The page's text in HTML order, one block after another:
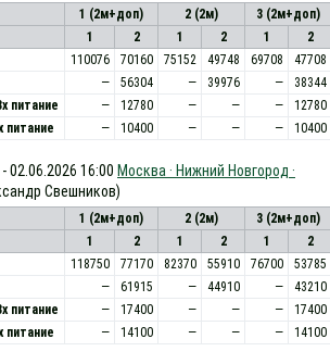
1 (2м+доп) 2 (2м)
3 (2м+доп)
1 2 1 2 1
2
110076 70160 75152 49748 69708
47708
— 56304 — 39976 —
38344
питание
— 12780 — — —
12780
питание
— 10400 — — — 10400
02.06.2026 16:00 Москва · Нижний Новгород ·
Свешников)
1 (2м+доп) 2 (2м)
3 (2м+доп)
1 2 1 2 1
2
118750 77170 82370 55910 76700
53785
— 61915 — 44910 —
43210
питание
— 17400 — — —
17400
питание
— 14100 — — — 14100